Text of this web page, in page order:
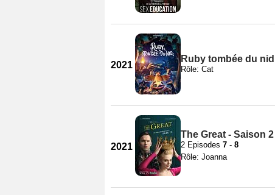
2021
Ruby tombée du nid
Rôle: Cat
2021
The Great - Saison 2
2 Episodes 7 - 8
Rôle: Joanna